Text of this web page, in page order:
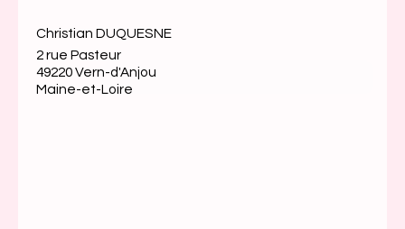
Christian DUQUESNE
2 rue Pasteur
49220 Vern-d'Anjou
Maine-et-Loire